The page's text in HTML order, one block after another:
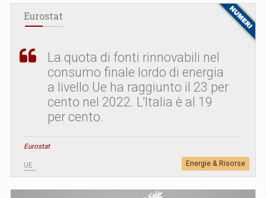
Eurostat
La quota di fonti rinnovabili nel
consumo finale lordo di energia
a livello Ue ha raggiunto il 23 per
cento nel 2022. L 'Italia è al 19
per cento.
Eurostat
UE Energie & Risorse